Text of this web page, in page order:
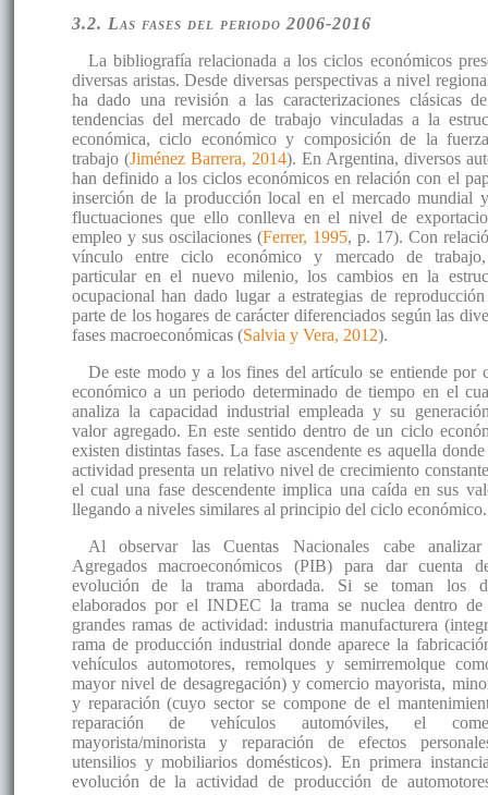
3.2. Las fases del periodo 2006-2016
La bibliografía relacionada a los ciclos económicos
diversas aristas. Desde diversas perspectivas a nivel
ha dado una revisión a las caracterizaciones clásicas
tendencias del mercado de trabajo vinculadas a la
económica, ciclo económico y composición de la
trabajo (Jiménez Barrera, 2014). En Argentina, diversos
han definido a los ciclos económicos en relación con el
inserción de la producción local en el mercado mundial
fluctuaciones que ello conlleva en el nivel de
empleo y sus oscilaciones (Ferrer, 1995, p. 17). Con
vínculo entre ciclo económico y mercado de
particular en el nuevo milenio, los cambios en la
ocupacional han dado lugar a estrategias de
parte de los hogares de carácter diferenciados según las
fases macroeconómicas (Salvia y Vera, 2012).
De este modo y a los fines del artículo se entiende por
económico a un periodo determinado de tiempo en el
analiza la capacidad industrial empleada y su
valor agregado. En este sentido dentro de un ciclo
existen distintas fases. La fase ascendente es aquella
actividad presenta un relativo nivel de crecimiento
el cual una fase descendente implica una caída en sus
llegando a niveles similares al principio del ciclo económico.
Al observar las Cuentas Nacionales cabe
Agregados macroeconómicos (PIB) para dar cuenta
evolución de la trama abordada. Si se toman los
elaborados por el INDEC la trama se nuclea dentro de
grandes ramas de actividad: industria manufacturera
rama de producción industrial donde aparece la
vehículos automotores, remolques y semirremolque
mayor nivel de desagregación) y comercio mayorista,
y reparación (cuyo sector se compone de el
reparación de vehículos automóviles, el
mayorista/minorista y reparación de efectos
utensilios y mobiliarios domésticos). En primera
evolución de la actividad de producción de